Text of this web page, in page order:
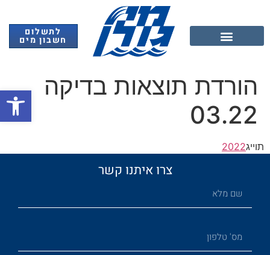
לתשלום
חשבון מים
הורדת תוצאות בדיקה
03.22
תוייג2022
צרו איתנו קשר